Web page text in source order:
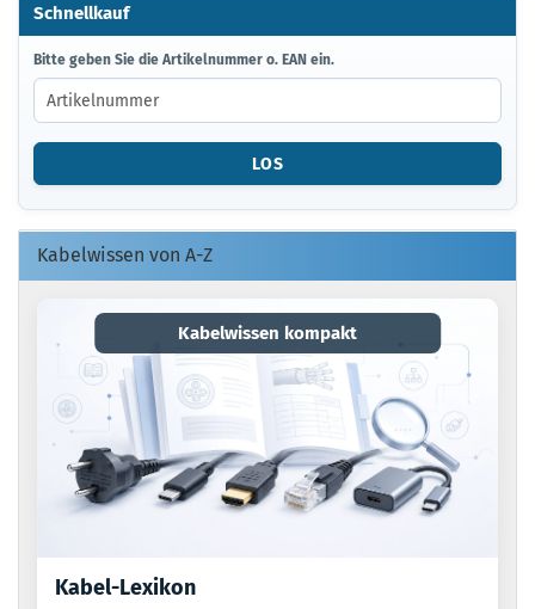
Schnellkauf
BITTE
GEBEN
SIE
DIE
ARTIKELNUMMER
EAN
EIN.
Bitte geben Sie die Artikelnummer o. EAN ein.
LOS
Kabelwissen von A-Z
Kabelwissen kompakt
Kabel-Lexikon